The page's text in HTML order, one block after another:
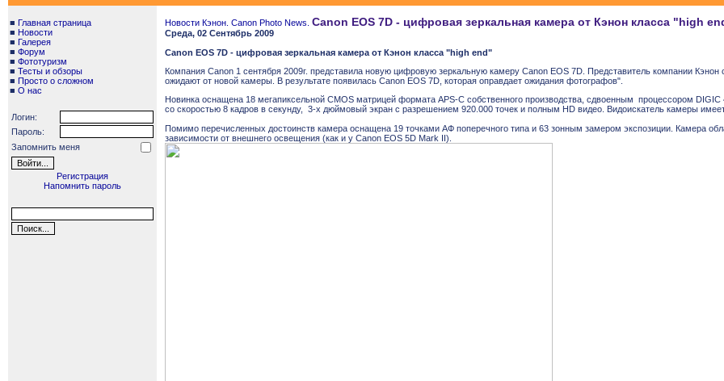
■ Главная страница
■ Новости
■ Галерея
■ Форум
■ Фототуризм
■ Тесты и обзоры
■ Просто о сложном
■ О нас
Логин:
Пароль:
Запомнить меня
Регистрация
Напомнить пароль
Новости Кэнон. Canon Photo News. Canon EOS 7D - цифровая зеркальная камера от Кэнон класса "high
Среда, 02 Сентябрь 2009
Canon EOS 7D - цифровая зеркальная камера от Кэнон класса "high end"
Компания Canon 1 сентября 2009г. представила новую цифровую зеркальную камеру Canon EOS 7D. Представитель компании
ожидают от новой камеры. В результате появилась Canon EOS 7D, которая оправдает ожидания фотографов".
Новинка оснащена 18 мегапиксельной CMOS матрицей формата APS-C собственного производства, сдвоенным процессором
со скоростью 8 кадров в секунду, 3-х дюймовый экран с разрешением 920.000 точек и полным HD видео. Видоискатель камеры
Помимо перечисленных достоинств камера оснащена 19 точками АФ поперечного типа и 63 зонным замером экспозиции. Камера
зависимости от внешнего освещения (как и у Canon EOS 5D Mark II).